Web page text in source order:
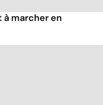
à marcher en